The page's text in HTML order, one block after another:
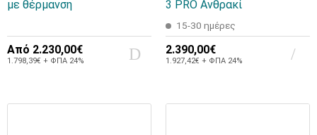
με θέρμανση
Από 2.230,00€
1.798,39€ + ΦΠΑ 24%
3 PRO Ανθρακί
15-30 ημέρες
2.390,00€
1.927,42€ + ΦΠΑ 24%